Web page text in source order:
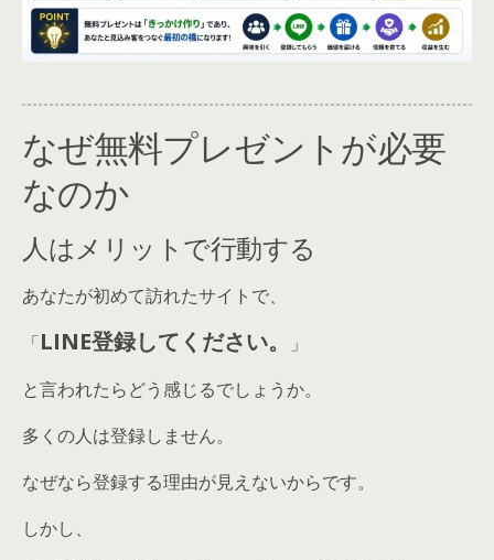
なぜ無料プレゼントが必要
なのか
人はメリットで行動する
あなたが初めて訪れたサイトで、
「LINE登録してください。
」
と言われたらどう感じるでしょうか。
多くの人は登録しません。
なぜなら登録する理由が見えないからです。
しかし、